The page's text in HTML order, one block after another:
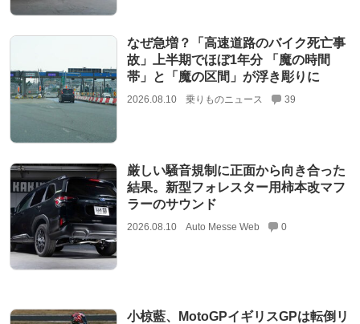
なぜ急増？「高速道路のバイク死亡事
故」上半期でほぼ1年分 「魔の時間
帯」と「魔の区間」が浮き彫りに
2026.08.10 乗りものニュース 39
厳しい騒音規制に正面から向き合った
結果。新型フォレスター用柿本改マフ
ラーのサウンド
2026.08.10 Auto Messe Web 0
小椋藍、MotoGPイギリスGPは転倒リ